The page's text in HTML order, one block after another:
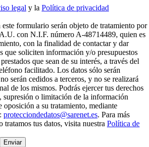
legal y la Política de privacidad
formulario serán objeto de tratamiento por
con N.I.F. número A-48714489, quien es
con la finalidad de contactar y dar
que soliciten información y/o presupuestos
que sean de su interés, a través del
facilitado. Los datos sólo serán
serán cedidos a terceros, y no se realizará
de los mismos. Podrás ejercer tus derechos
supresión o limitación de la información
oposición a su tratamiento, mediante
protecciondedatos@sarenet.es. Para más
tus datos, visita nuestra Política de
Enviar